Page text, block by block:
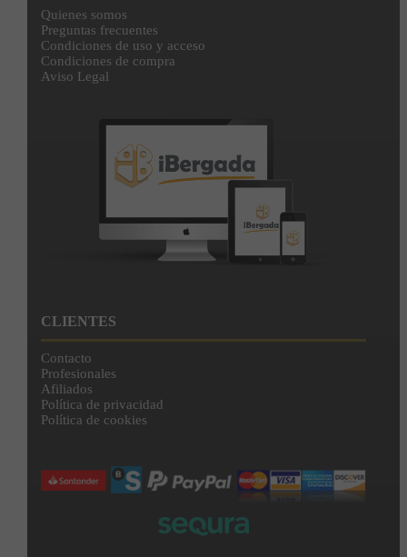
Quienes somos
Preguntas frecuentes
Condiciones de uso y acceso
Condiciones de compra
Aviso Legal
CLIENTES
Contacto
Profesionales
Afiliados
Política de privacidad
Política de cookies